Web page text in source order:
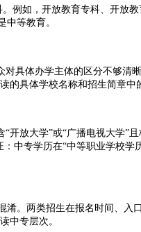
如，开放教育专科、开放
等教育。
具体办学主体的区分不够清
具体学校名称和招生简章中
大学”或“广播电视大学”且
中专学历在“中等职业学校学
。两类招生在报名时间、入
中专层次。